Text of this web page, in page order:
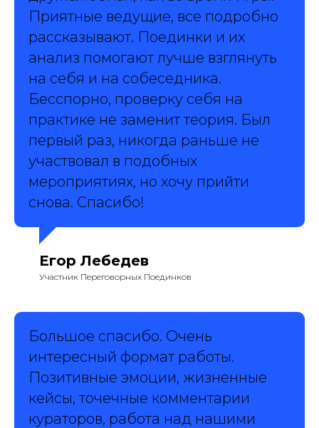
Приятные ведущие, все подробно
рассказывают. Поединки и их
анализ помогают лучше взглянуть
на себя и на собеседника.
Бесспорно, проверку себя на
практике не заменит теория. Был
первый раз, никогда раньше не
участвовал в подобных
мероприятиях, но хочу прийти
снова. Спасибо!
Егор Лебедев
Участник Переговорных Поединков
Большое спасибо. Очень
интересный формат работы.
Позитивные эмоции, жизненные
кейсы, точечные комментарии
кураторов, работа над нашими